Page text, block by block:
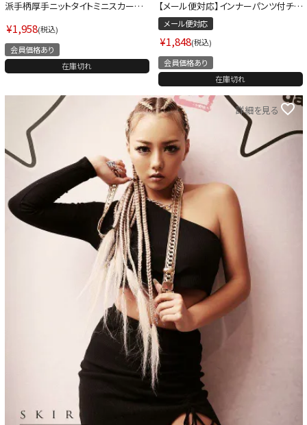
派手柄厚手ニットタイトミニスカート
(グリーン)
¥1,958 税込
会員価格あり
在庫切れ
【メール便対応】インナーパンツ付チェ
ックプリーツミニスカート【ダンス衣装
通販bombshell/ボムシェル】(フリー
サイズ)(チェック柄)
メール便対応
¥1,848 税込
会員価格あり
在庫切れ
詳細を見る